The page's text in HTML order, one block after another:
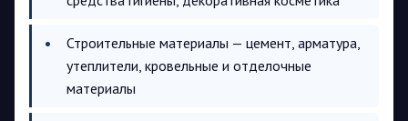
Строительные материалы — цемент, арматура,
утеплители, кровельные и отделочные
материалы